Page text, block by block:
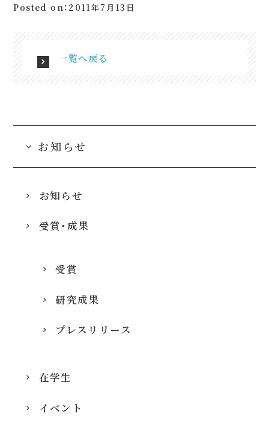
Posted on：2011年7月13日
一覧へ戻る
お知らせ
お知らせ
受賞・成果
受賞
研究成果
プレスリリース
在学生
イベント